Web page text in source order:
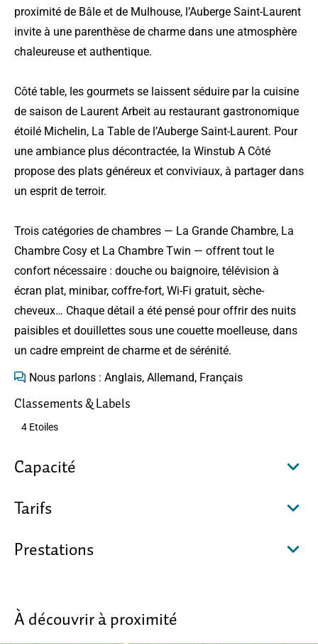
proximité de Bâle et de Mulhouse, l’Auberge Saint-Laurent
invite à une parenthèse de charme dans une atmosphère
chaleureuse et authentique.
Côté table, les gourmets se laissent séduire par la cuisine
de saison de Laurent Arbeit au restaurant gastronomique
étoilé Michelin, La Table de l’Auberge Saint-Laurent. Pour
une ambiance plus décontractée, la Winstub A Côté
propose des plats généreux et conviviaux, à partager dans
un esprit de terroir.
Trois catégories de chambres — La Grande Chambre, La
Chambre Cosy et La Chambre Twin — offrent tout le
confort nécessaire : douche ou baignoire, télévision à
écran plat, minibar, coffre-fort, Wi-Fi gratuit, sèche-
cheveux… Chaque détail a été pensé pour offrir des nuits
paisibles et douillettes sous une couette moelleuse, dans
un cadre empreint de charme et de sérénité.
Nous parlons : Anglais, Allemand, Français
Classements & Labels
4 Etoiles
Capacité
Tarifs
Prestations
À découvrir à proximité